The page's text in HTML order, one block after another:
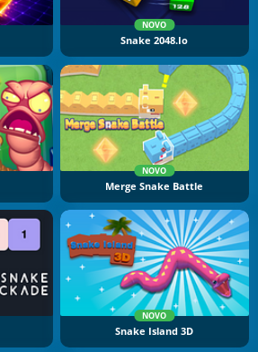
NOVO
Snake 2048.io
NOVO
Merge Snake Battle
NOVO
Snake Island 3D